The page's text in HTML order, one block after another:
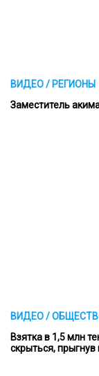
ВИДЕО / РЕГИОНЫ
Заместитель
ВИДЕО /
Взятка в 1,5 млн
скрыться, прыгнув